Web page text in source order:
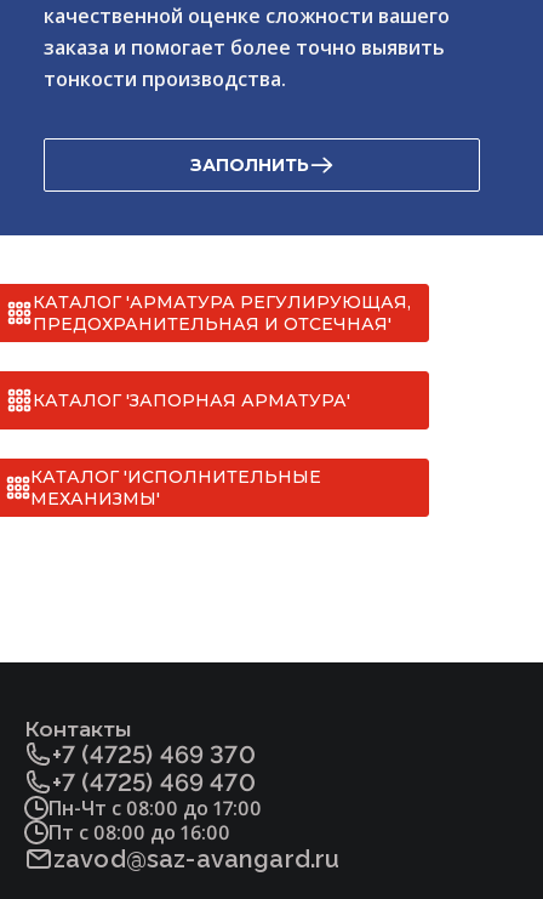
качественной оценке сложности вашего
заказа и помогает более точно выявить
тонкости производства.
ЗАПОЛНИТЬ
КАТАЛОГ 'АРМАТУРА РЕГУЛИРУЮЩАЯ,
ПРЕДОХРАНИТЕЛЬНАЯ И ОТСЕЧНАЯ'
КАТАЛОГ 'ЗАПОРНАЯ АРМАТУРА'
КАТАЛОГ 'ИСПОЛНИТЕЛЬНЫЕ
МЕХАНИЗМЫ'
Контакты
+7 (4725) 469 370
+7 (4725) 469 470
Пн-Чт с 08:00 до 17:00
Пт с 08:00 до 16:00
zavod@saz-avangard.ru